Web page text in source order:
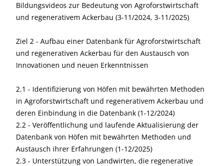
Bildungsvideos zur Bedeutung von Agroforstwirtschaft
und regenerativem Ackerbau (3-11/2024, 3-11/2025)
Ziel 2 - Aufbau einer Datenbank für Agroforstwirtschaft
und regenerativen Ackerbau für den Austausch von
Innovationen und neuen Erkenntnissen
2.1 - Identifizierung von Höfen mit bewährten Methoden
in Agroforstwirtschaft und regenerativem Ackerbau und
deren Einbindung in die Datenbank (1-12/2024)
2.2 - Veröffentlichung und laufende Aktualisierung der
Datenbank von Höfen mit bewährten Methoden und
Austausch ihrer Erfahrungen (1-12/2025)
2.3 - Unterstützung von Landwirten, die regenerative